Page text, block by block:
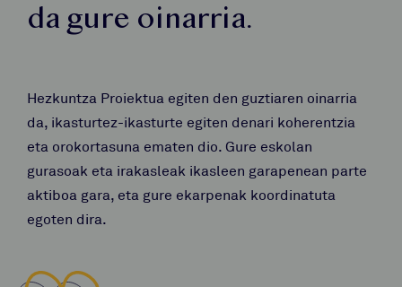
da gure oinarria.
Hezkuntza Proiektua egiten den guztiaren oinarria
da, ikasturtez-ikasturte egiten denari koherentzia
eta orokortasuna ematen dio. Gure eskolan
gurasoak eta irakasleak ikasleen garapenean parte
aktiboa gara, eta gure ekarpenak koordinatuta
egoten dira.